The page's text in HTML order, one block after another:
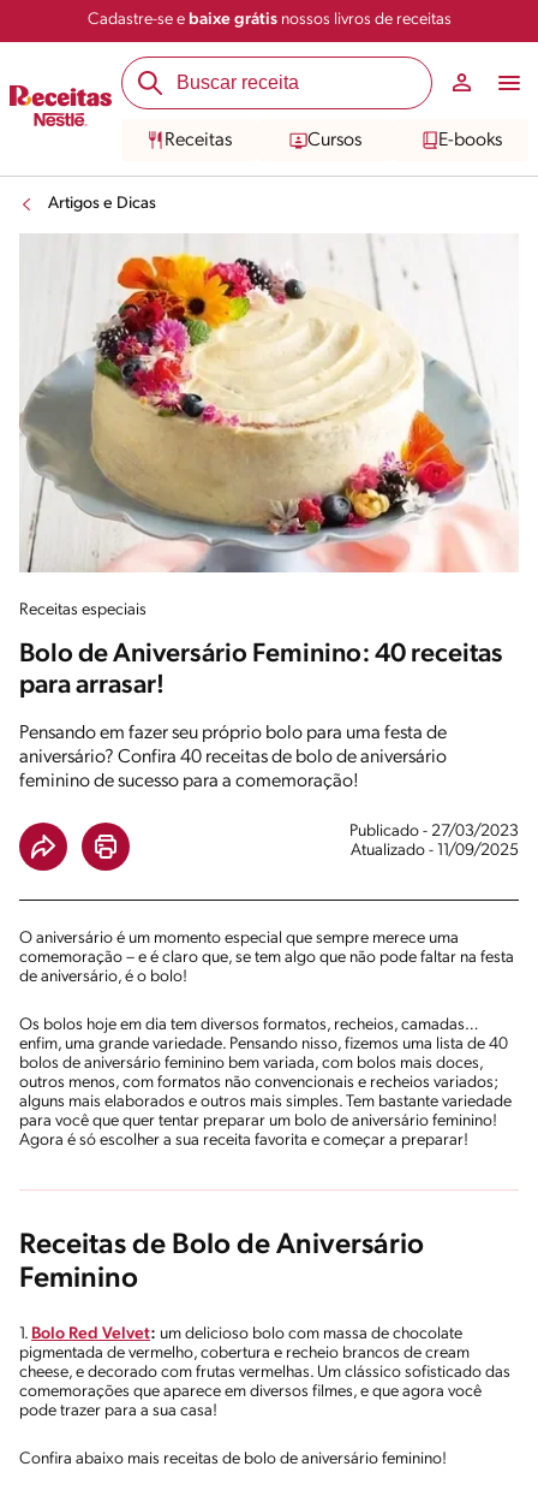
Cadastre-se e baixe grátisnossos livros de receitas
Receitas Cursos E-books
Artigos e Dicas
Receitas especiais
Bolo de Aniversário Feminino: 40 receitas
para arrasar!
Pensando em fazer seu próprio bolo para uma festa de
aniversário? Confira 40 receitas de bolo de aniversário
feminino de sucesso para a comemoração!
Publicado - 27/03/2023
Atualizado - 11/09/2025
O aniversário é um momento especial que sempre merece uma
comemoração – e é claro que, se tem algo que não pode faltar na festa
de aniversário, é o bolo!
Os bolos hoje em dia tem diversos formatos, recheios, camadas…
enfim, uma grande variedade. Pensando nisso, fizemos uma lista de 40
bolos de aniversário feminino bem variada, com bolos mais doces,
outros menos, com formatos não convencionais e recheios variados;
alguns mais elaborados e outros mais simples. Tem bastante variedade
para você que quer tentar preparar um bolo de aniversário feminino!
Agora é só escolher a sua receita favorita e começar a preparar!
Receitas de Bolo de Aniversário
Feminino
1. Bolo Red Velvet: um delicioso bolo com massa de chocolate
pigmentada de vermelho, cobertura e recheio brancos de cream
cheese, e decorado com frutas vermelhas. Um clássico sofisticado das
comemorações que aparece em diversos filmes, e que agora você
pode trazer para a sua casa!
Confira abaixo mais receitas de bolo de aniversário feminino!